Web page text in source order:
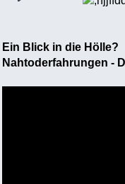
Ein Blick in die Hölle?
Nahtoderfahrungen -